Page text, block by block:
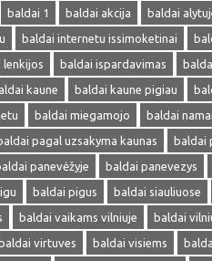
baldai 1 baldai akcija baldai
baldai internetu issimoketinai
lenkijos baldai ispardavimas
kaune baldai kaune pigiau
baldai miegamojo baldai
pagal uzsakyma kaunas
baldai
panevėžyje baldai panevezys
baldai pigus baldai siauliuose
baldai vaikams vilniuje baldai
baldai virtuves baldai visiems